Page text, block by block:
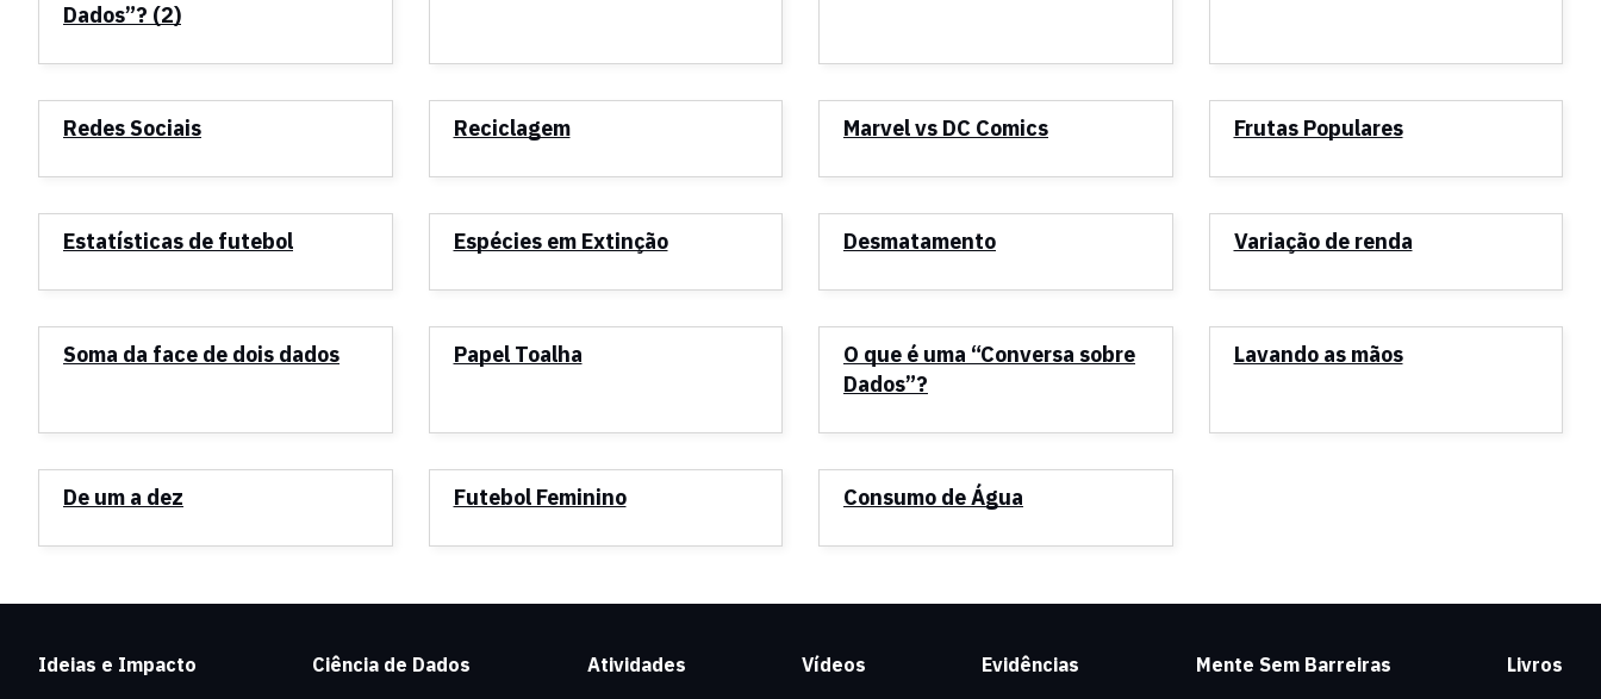
Dados”? (2)
Redes Sociais Reciclagem Marvel vs DC Comics Frutas Populares
Estatísticas de futebol Espécies em Extinção Desmatamento Variação de renda
Soma da face de dois dados Papel Toalha
O que é uma “Conversa sobre
Dados”?
Lavando as mãos
De um a dez Futebol Feminino Consumo de Água
Ideias e Impacto Ciência de Dados Atividades Vídeos Evidências Mente Sem Barreiras Livros